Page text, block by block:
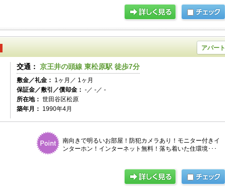
アパート
交通： 京王井の頭線 東松原駅 徒歩7分
敷金／礼金： 1ヶ月／ 1ヶ月
保証金／敷引／償却金： -／ -／ -
所在地： 世田谷区松原
築年月： 1990年4月
南向きで明るいお部屋！防犯カメラあり！モニター付きイ
ンターホン！インターネット無料！落ち着いた住環境･･･